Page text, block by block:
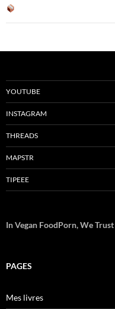
YOUTUBE
INSTAGRAM
THREADS
MAPSTR
TIPEEE
In Vegan FoodPorn, We Trust
PAGES
Mes livres